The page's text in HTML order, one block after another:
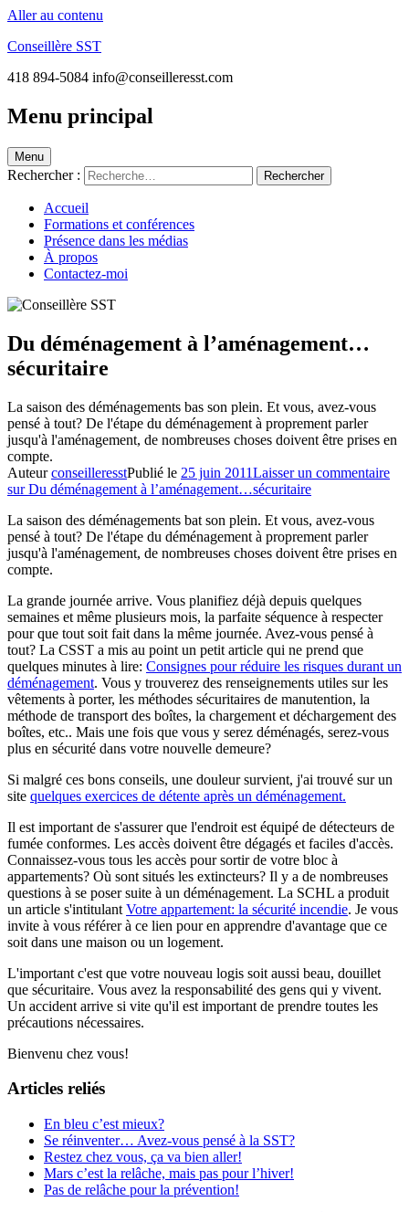
Aller au contenu
Conseillère SST
418 894-5084 info@conseilleresst.com
Menu principal
Menu
Rechercher :
Accueil
Formations et conférences
Présence dans les médias
À propos
Contactez-moi
Du déménagement à l’aménagement…
sécuritaire
La saison des déménagements bas son plein. Et vous, avez-vous
pensé à tout? De l'étape du déménagement à proprement parler
jusqu'à l'aménagement, de nombreuses choses doivent être prises en
compte.
AuteurconseilleresstPublié le 25 juin 2011Laisser un commentaire
sur Du déménagement à l’aménagement…sécuritaire
La saison des déménagements bat son plein. Et vous, avez-vous
pensé à tout? De l'étape du déménagement à proprement parler
jusqu'à l'aménagement, de nombreuses choses doivent être prises en
compte.
La grande journée arrive. Vous planifiez déjà depuis quelques
semaines et même plusieurs mois, la parfaite séquence à respecter
pour que tout soit fait dans la même journée. Avez-vous pensé à
tout? La CSST a mis au point un petit article qui ne prend que
quelques minutes à lire: Consignes pour réduire les risques durant un
déménagement. Vous y trouverez des renseignements utiles sur les
vêtements à porter, les méthodes sécuritaires de manutention, la
méthode de transport des boîtes, la chargement et déchargement des
boîtes, etc.. Mais une fois que vous y serez déménagés, serez-vous
plus en sécurité dans votre nouvelle demeure?
Si malgré ces bons conseils, une douleur survient, j'ai trouvé sur un
site quelques exercices de détente après un déménagement.
Il est important de s'assurer que l'endroit est équipé de détecteurs de
fumée conformes. Les accès doivent être dégagés et faciles d'accès.
Connaissez-vous tous les accès pour sortir de votre bloc à
appartements? Où sont situés les extincteurs? Il y a de nombreuses
questions à se poser suite à un déménagement. La SCHL a produit
un article s'intitulant Votre appartement: la sécurité incendie. Je vous
invite à vous référer à ce lien pour en apprendre d'avantage que ce
soit dans une maison ou un logement.
L'important c'est que votre nouveau logis soit aussi beau, douillet
que sécuritaire. Vous avez la responsabilité des gens qui y vivent.
Un accident arrive si vite qu'il est important de prendre toutes les
précautions nécessaires.
Bienvenu chez vous!
Articles reliés
En bleu c’est mieux?
Se réinventer… Avez-vous pensé à la SST?
Restez chez vous, ça va bien aller!
Mars c’est la relâche, mais pas pour l’hiver!
Pas de relâche pour la prévention!